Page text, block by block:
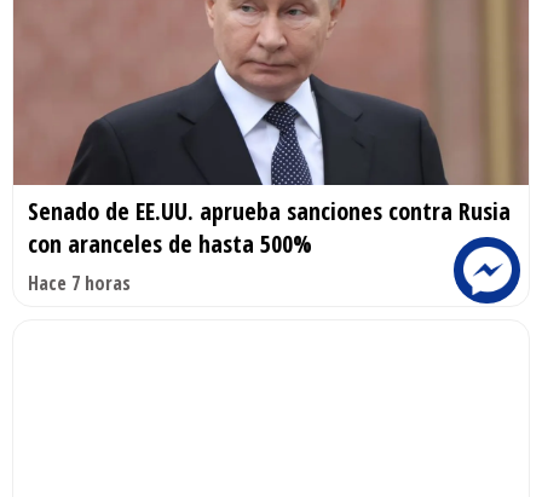
Senado de EE.UU. aprueba sanciones contra Rusia
con aranceles de hasta 500%
Hace 7 horas